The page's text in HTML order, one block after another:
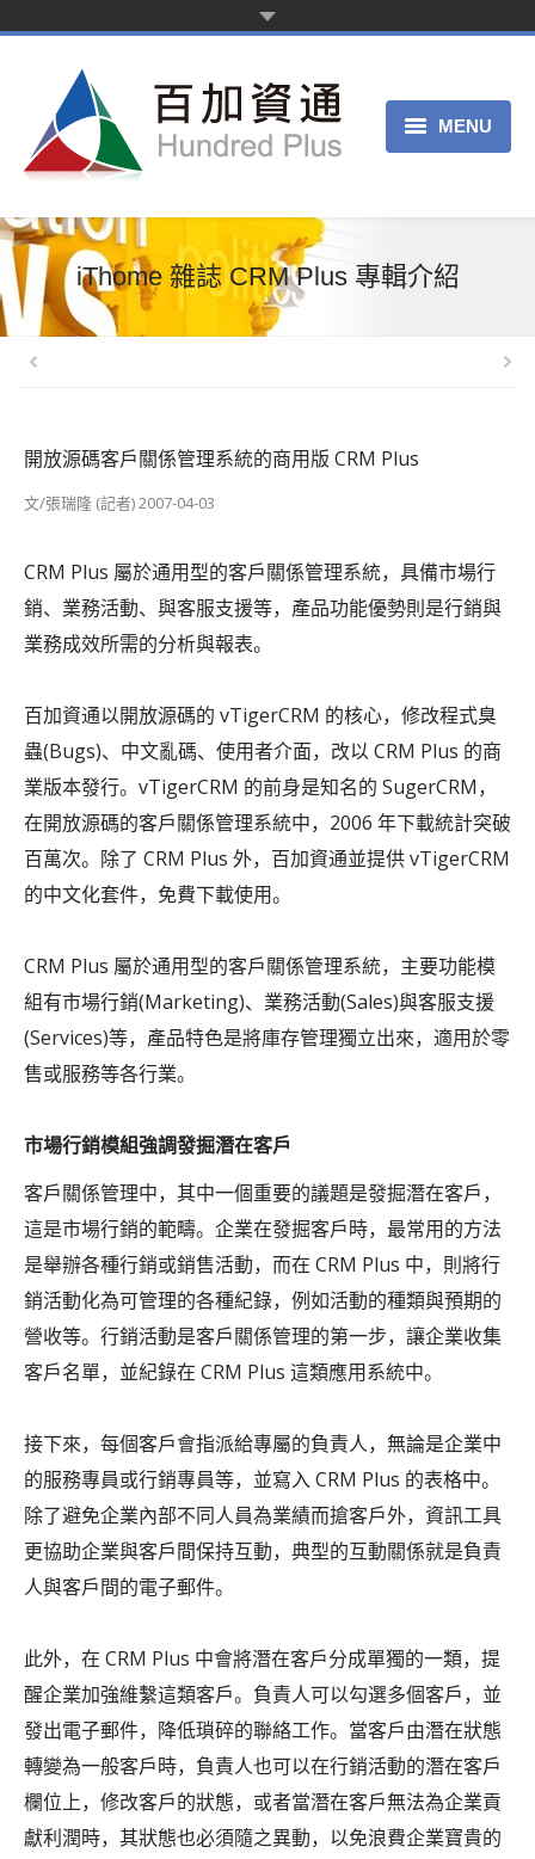
MENU
产品服务
关于我们
iThome 雜誌 CRM Plus 專輯介紹
開放源碼客戶關係管理系統的商用版 CRM Plus
文/張瑞隆 (記者) 2007-04-03
CRM Plus 屬於通用型的客戶關係管理系統，具備市場行
銷、業務活動、與客服支援等，產品功能優勢則是行銷與
業務成效所需的分析與報表。
百加資通以開放源碼的 vTigerCRM 的核心，修改程式臭
蟲(Bugs)、中文亂碼、使用者介面，改以 CRM Plus 的商
業版本發行。vTigerCRM 的前身是知名的 SugerCRM，
在開放源碼的客戶關係管理系統中，2006 年下載統計突破
百萬次。除了 CRM Plus 外，百加資通並提供 vTigerCRM
的中文化套件，免費下載使用。
CRM Plus 屬於通用型的客戶關係管理系統，主要功能模
組有市場行銷(Marketing)、業務活動(Sales)與客服支援
(Services)等，產品特色是將庫存管理獨立出來，適用於零
售或服務等各行業。
市場行銷模組強調發掘潛在客戶
客戶關係管理中，其中一個重要的議題是發掘潛在客戶，
這是市場行銷的範疇。企業在發掘客戶時，最常用的方法
是舉辦各種行銷或銷售活動，而在 CRM Plus 中，則將行
銷活動化為可管理的各種紀錄，例如活動的種類與預期的
營收等。行銷活動是客戶關係管理的第一步，讓企業收集
客戶名單，並紀錄在 CRM Plus 這類應用系統中。
接下來，每個客戶會指派給專屬的負責人，無論是企業中
的服務專員或行銷專員等，並寫入 CRM Plus 的表格中。
除了避免企業內部不同人員為業績而搶客戶外，資訊工具
更協助企業與客戶間保持互動，典型的互動關係就是負責
人與客戶間的電子郵件。
此外，在 CRM Plus 中會將潛在客戶分成單獨的一類，提
醒企業加強維繫這類客戶。負責人可以勾選多個客戶，並
發出電子郵件，降低瑣碎的聯絡工作。當客戶由潛在狀態
轉變為一般客戶時，負責人也可以在行銷活動的潛在客戶
欄位上，修改客戶的狀態，或者當潛在客戶無法為企業貢
獻利潤時，其狀態也必須隨之異動，以免浪費企業寶貴的